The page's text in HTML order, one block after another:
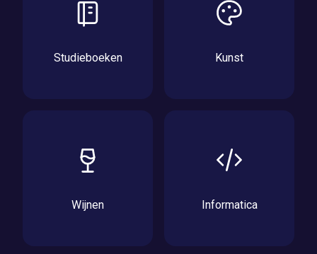
Studieboeken Kunst
Wijnen Informatica